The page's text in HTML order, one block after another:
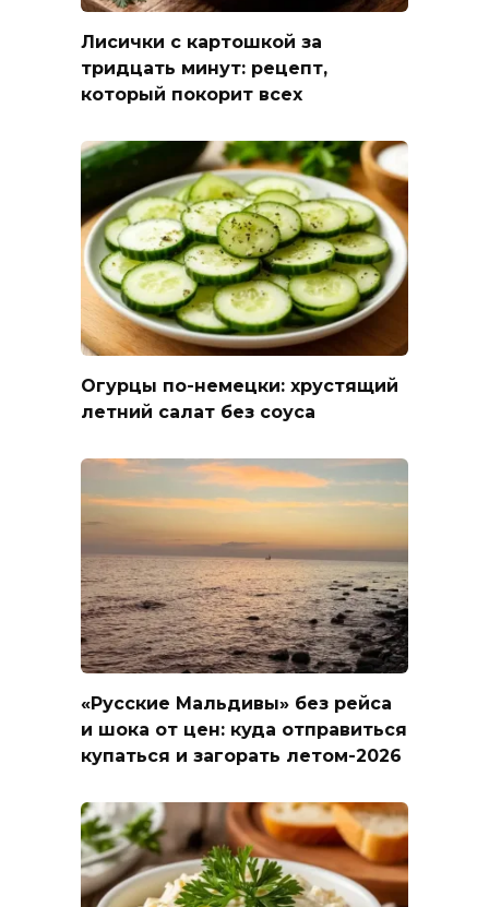
Лисички с картошкой за
тридцать минут: рецепт,
который покорит всех
Огурцы по-немецки: хрустящий
летний салат без соуса
«Русские Мальдивы» без рейса
и шока от цен: куда отправиться
купаться и загорать летом-2026